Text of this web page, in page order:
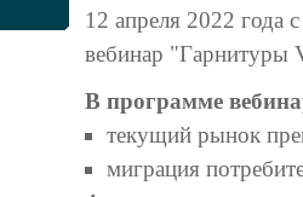
12 апреля 2022 года
вебинар "Гарнитуры
В программе
текущий рынок
миграция